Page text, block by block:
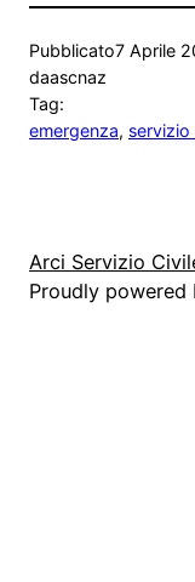
Pubblicato7 Aprile
daascnaz
Tag:
emergenza, servizio
Arci Servizio
Proudly powered